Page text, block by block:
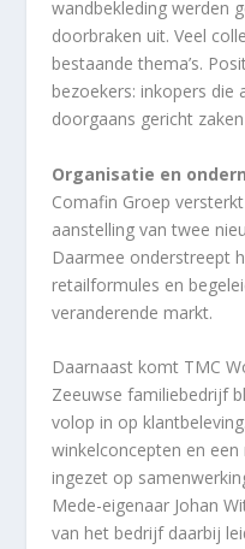
wandbekleding werden
doorbraken uit. Veel
bestaande thema’s.
bezoekers: inkopers die
doorgaans gericht
Organisatie en
Comafin Groep
aanstelling van twee
Daarmee onderstreept
retailformules en
veranderende markt.
Daarnaast komt TMC
Zeeuwse familiebedrijf
volop in op
winkelconcepten en
ingezet op
Mede-eigenaar Johan
van het bedrijf daarbij